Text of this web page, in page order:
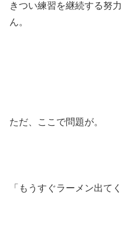
きつい練習を継続する努
ん。
ただ、ここで問題が。
「もうすぐラーメン出てく